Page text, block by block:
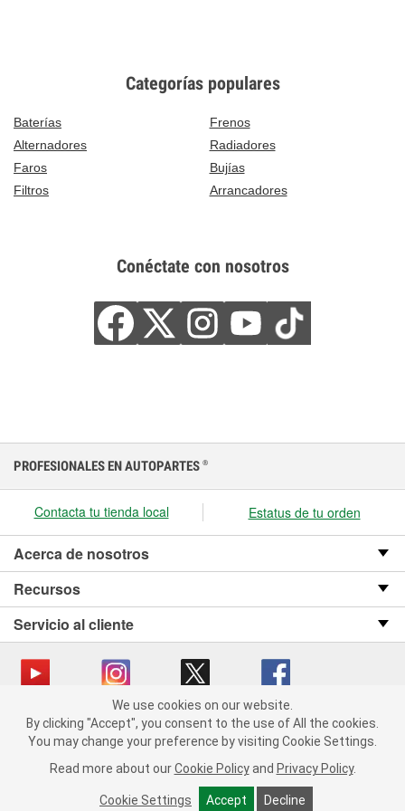
Categorías populares
Baterías
Frenos
Alternadores
Radiadores
Faros
Bujías
Filtros
Arrancadores
Conéctate con nosotros
We use cookies on our website. By clicking "Accept", you consent
to the use of All the cookies.
You may change your preference by visiting Cookie Settings.
Read more about our Cookie Policy and Privacy Policy.
Cookie Settings Accept Decline
PROFESIONALES EN AUTOPARTES ®
Contacta tu tienda local Estatus de tu orden
Acerca de nosotros
Recursos
Servicio al cliente
Copyright © 2008-2026 O’Reilly Auto Parts v OST_3.2.0.0.729 (3) cv1361
catalog_main
Política de privacidad
Ley de transparencia en las cadenas de suministro
We use cookies on our website.
By clicking "Accept", you consent to the use of All the cookies.
You may change your preference by visiting Cookie Settings.
Read more about our Cookie Policy and Privacy Policy.
Cookie Settings Accept Decline